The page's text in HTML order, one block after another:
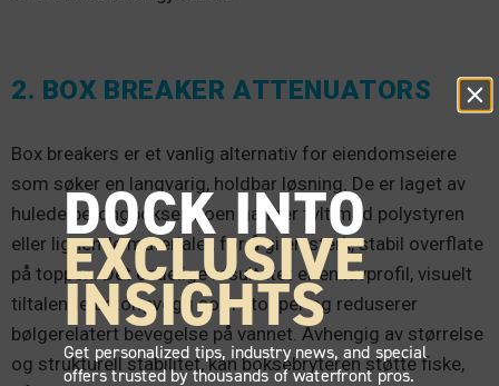
2. BOX BREAKER ATTENUATORS
Box breakers er et vanlig alternativ for eiendomseiere
som søker en langvarig, holdbar løsning. De er laget av
hulede betongbokser, noen ganger fylt med polystyren
eller lignende materialer, for å gi en sterk, stabil overflate
på toppen. Det endelige resultatet er en lavprofil, visuelt
tiltalende betongvegg som stopper og reduserer
bølgerelatert bevegelse på vannet. Avhengig av størrelse
og strukturell stabilitet, kan boksebryteren støtte fiske,
DOCK INTO
EXCLUSIVE
INSIGHTS
Get personalized tips, industry news, and special
offers trusted by thousands of waterfront pros.